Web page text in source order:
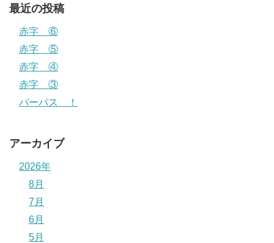
最近の投稿
赤字 ⑥
赤字 ⑤
赤字 ④
赤字 ③
パーパス ！
アーカイブ
2026年
8月
7月
6月
5月